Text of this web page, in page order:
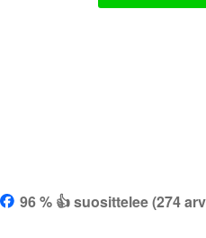
96 % 👍 suosittelee (274